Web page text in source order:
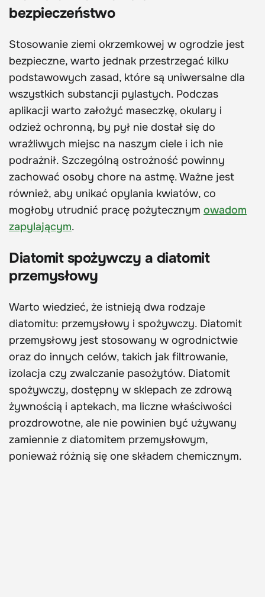
bezpieczeństwo
Stosowanie ziemi okrzemkowej w ogrodzie jest
bezpieczne, warto jednak przestrzegać kilku
podstawowych zasad, które są uniwersalne dla
wszystkich substancji pylastych. Podczas
aplikacji warto założyć maseczkę, okulary i
odzież ochronną, by pył nie dostał się do
wrażliwych miejsc na naszym ciele i ich nie
podrażnił. Szczególną ostrożność powinny
zachować osoby chore na astmę. Ważne jest
również, aby unikać opylania kwiatów, co
mogłoby utrudnić pracę pożytecznym owadom
zapylającym.
Diatomit spożywczy a diatomit
przemysłowy
Warto wiedzieć, że istnieją dwa rodzaje
diatomitu: przemysłowy i spożywczy. Diatomit
przemysłowy jest stosowany w ogrodnictwie
oraz do innych celów, takich jak filtrowanie,
izolacja czy zwalczanie pasożytów. Diatomit
spożywczy, dostępny w sklepach ze zdrową
żywnością i aptekach, ma liczne właściwości
prozdrowotne, ale nie powinien być używany
zamiennie z diatomitem przemysłowym,
ponieważ różnią się one składem chemicznym.